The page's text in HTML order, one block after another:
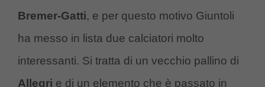
Bremer-Gatti, e per questo motivo Giuntoli
ha messo in lista due calciatori molto
interessanti. Si tratta di un vecchio pallino di
Allegri e di un elemento che è passato in